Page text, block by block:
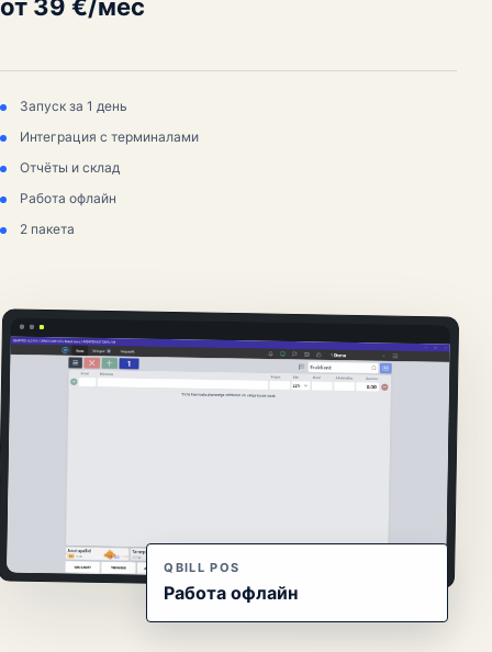
от 39 €/мес
Запуск за 1 день
Интеграция с терминалами
Отчёты и склад
Работа офлайн
2 пакета
QBILL POS
Работа офлайн